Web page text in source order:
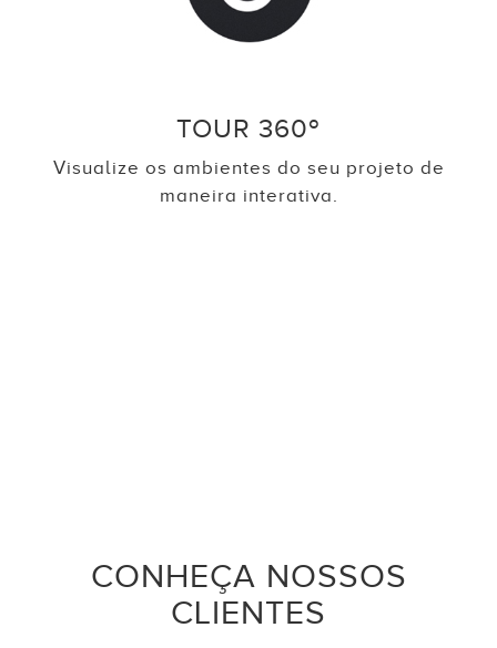
TOUR 360º
Visualize os ambientes do seu projeto de
maneira interativa.
CONHEÇA NOSSOS
CLIENTES